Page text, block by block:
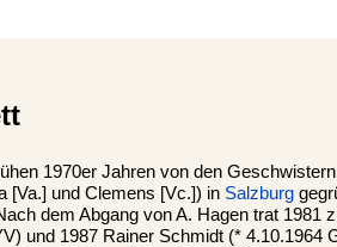
1970er Jahren von den
[Va.] und Clemens [Vc.]) in Salzburg
dem Abgang von A. Hagen trat 1981
und 1987 Rainer Schmidt (* 4.10.1964